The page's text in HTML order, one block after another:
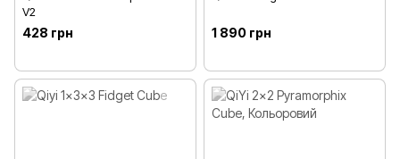
V2
428 грн 1 890 грн